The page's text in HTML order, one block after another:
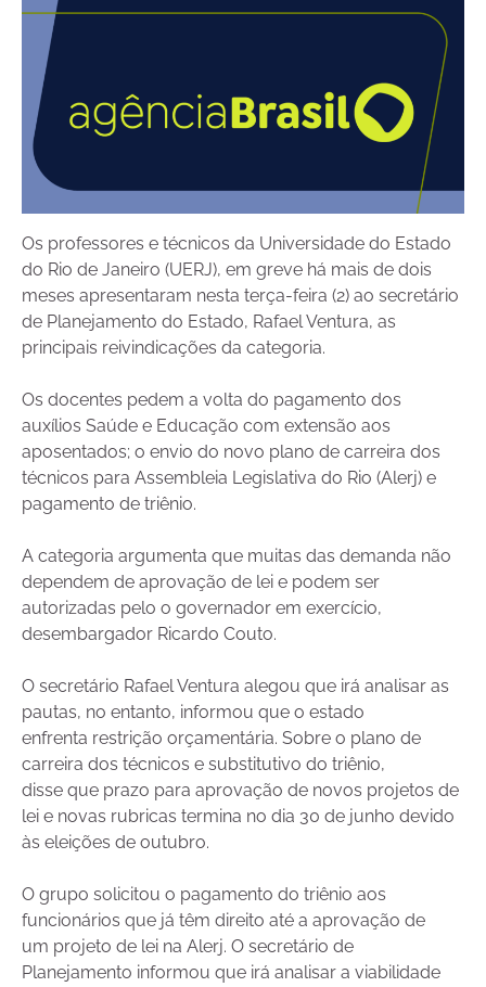
Os professores e técnicos da Universidade do Estado
do Rio de Janeiro (UERJ), em greve há mais de dois
meses apresentaram nesta terça-feira (2) ao secretário
de Planejamento do Estado, Rafael Ventura, as
principais reivindicações da categoria.
Os docentes pedem a volta do pagamento dos
auxílios Saúde e Educação com extensão aos
aposentados; o envio do novo plano de carreira dos
técnicos para Assembleia Legislativa do Rio (Alerj) e
pagamento de triênio.
A categoria argumenta que muitas das demanda não
dependem de aprovação de lei e podem ser
autorizadas pelo o governador em exercício,
desembargador Ricardo Couto.
O secretário Rafael Ventura alegou que irá analisar as
pautas, no entanto, informou que o estado
enfrenta restrição orçamentária. Sobre o plano de
carreira dos técnicos e substitutivo do triênio,
disse que prazo para aprovação de novos projetos de
lei e novas rubricas termina no dia 30 de junho devido
às eleições de outubro.
O grupo solicitou o pagamento do triênio aos
funcionários que já têm direito até a aprovação de
um projeto de lei na Alerj. O secretário de
Planejamento informou que irá analisar a viabilidade